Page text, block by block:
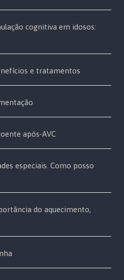
cognitiva em idosos:
e tratamentos
após-AVC
especiais. Como posso
do aquecimento,